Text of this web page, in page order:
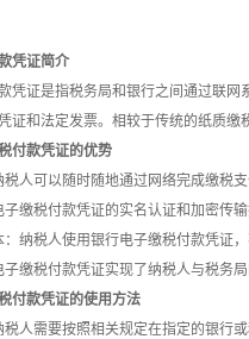
凭证简介
凭证是指税务局和银行之间通过联
证和法定发票。相较于传统的纸质缴
付款凭证的优势
人可以随时随地通过网络完成缴税
缴税付款凭证的实名认证和加密传
纳税人使用银行电子缴税付款凭证
缴税付款凭证实现了纳税人与税务
付款凭证的使用方法
税人需要按照相关规定在指定的银行